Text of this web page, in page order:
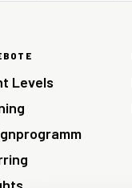
Levels